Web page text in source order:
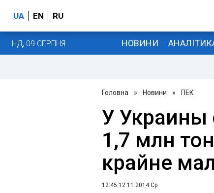
UA EN RU
НД, 09 СЕРПНЯ НОВИНИ
Головна » Новини » ПЕК
У Украины
1,7 млн
крайне
12:45 12.11.2014 Ср